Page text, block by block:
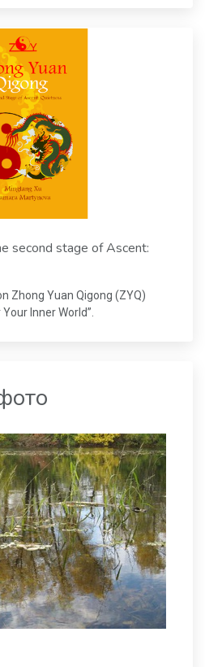
second stage of Ascent:
Zhong Yuan Qigong (ZYQ)
Inner World”.